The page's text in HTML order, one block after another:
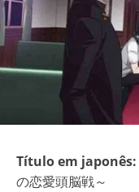
Título em japonês:
の恋愛頭脳戦～